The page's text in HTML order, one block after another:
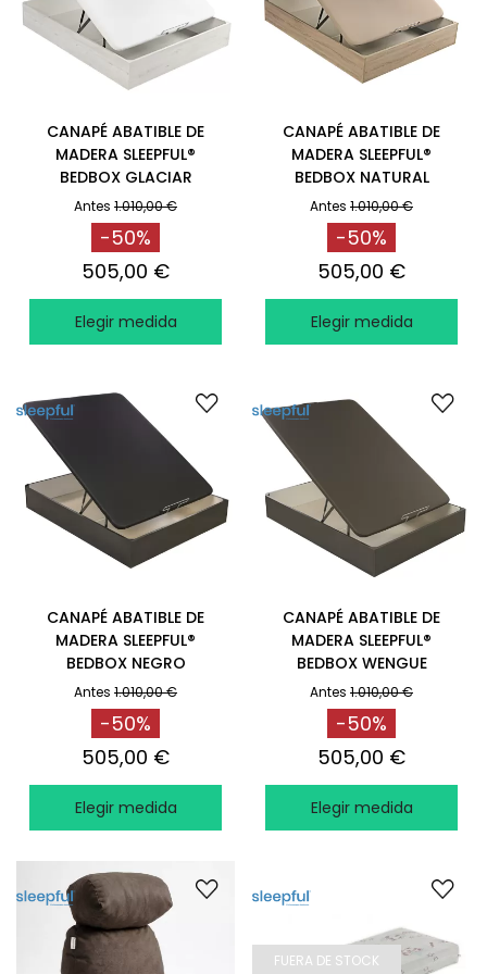
CANAPÉ ABATIBLE DE
MADERA SLEEPFUL®
BEDBOX GLACIAR
Antes 1.010,00 €
-50%
505,00 €
Elegir medida
CANAPÉ ABATIBLE DE
MADERA SLEEPFUL®
BEDBOX NATURAL
Antes 1.010,00 €
-50%
505,00 €
Elegir medida
CANAPÉ ABATIBLE DE
MADERA SLEEPFUL®
BEDBOX NEGRO
Antes 1.010,00 €
-50%
505,00 €
Elegir medida
CANAPÉ ABATIBLE DE
MADERA SLEEPFUL®
BEDBOX WENGUE
Antes 1.010,00 €
-50%
505,00 €
Elegir medida
FUERA DE STOCK